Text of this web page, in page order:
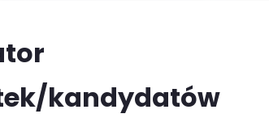
kandydatów